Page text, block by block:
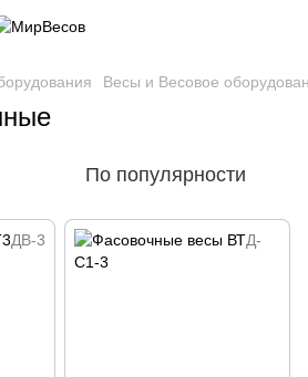
Весы и Весовое
По популярности